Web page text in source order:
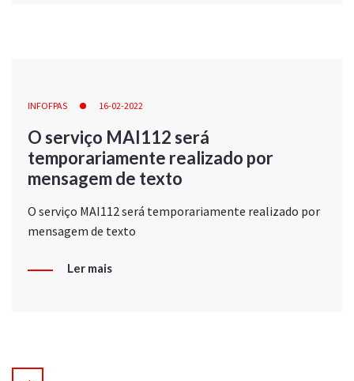
INFOFPAS 16-02-2022
O serviço MAI112 será
temporariamente realizado por
mensagem de texto
O serviço MAI112 será temporariamente realizado por
mensagem de texto
Ler mais